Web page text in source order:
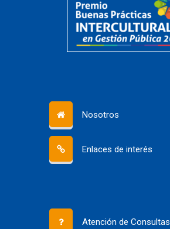
Nosotros
Enlaces de interés
Atención de Consultas